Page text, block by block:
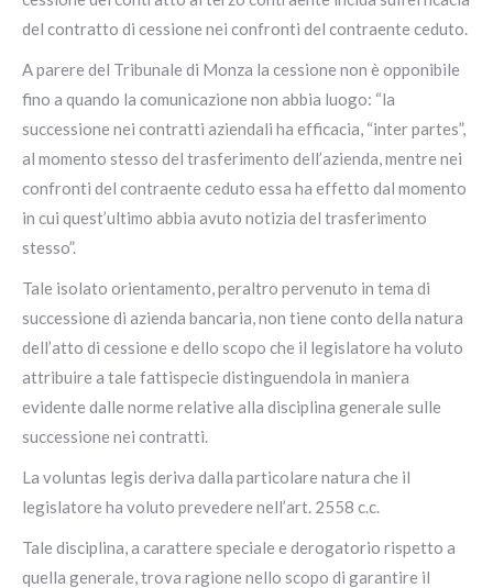
del contratto di cessione nei confronti del contraente ceduto.
A parere del Tribunale di Monza la cessione non è opponibile
fino a quando la comunicazione non abbia luogo: “la
successione nei contratti aziendali ha efficacia, “inter partes”,
al momento stesso del trasferimento dell’azienda, mentre nei
confronti del contraente ceduto essa ha effetto dal momento
in cui quest’ultimo abbia avuto notizia del trasferimento
stesso”.
Tale isolato orientamento, peraltro pervenuto in tema di
successione di azienda bancaria, non tiene conto della natura
dell’atto di cessione e dello scopo che il legislatore ha voluto
attribuire a tale fattispecie distinguendola in maniera
evidente dalle norme relative alla disciplina generale sulle
successione nei contratti.
La voluntas legis deriva dalla particolare natura che il
legislatore ha voluto prevedere nell’art. 2558 c.c.
Tale disciplina, a carattere speciale e derogatorio rispetto a
quella generale, trova ragione nello scopo di garantire il